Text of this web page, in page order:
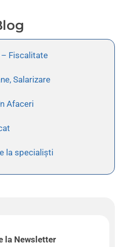
Fiscalitate
Salarizare
Afaceri
la specialiști
la Newsletter